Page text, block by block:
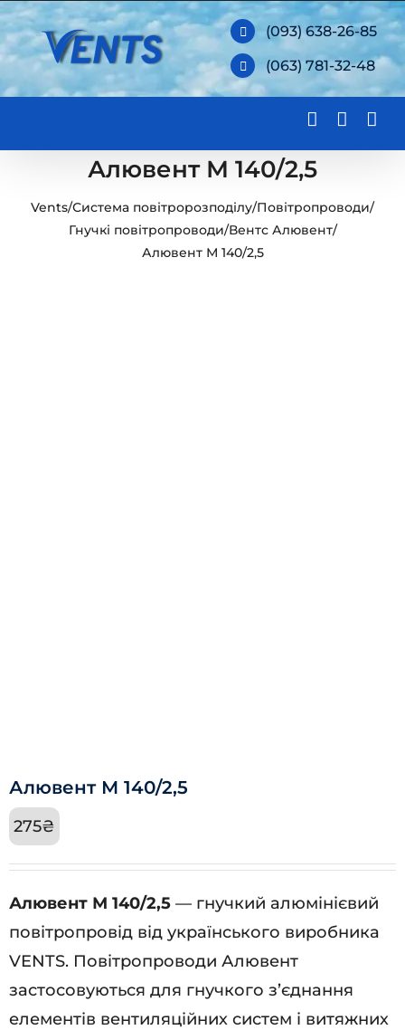
Skip
to
content
(093) 638-26-85
(063) 781-32-48
Алювент М 140/2,5
Vents/Система повітророзподілу/Повітропроводи/
Гнучкі повітропроводи/Вентс Алювент/
Алювент М 140/2,5
Алювент М 140/2,5
275₴
Алювент М 140/2,5 — гнучкий алюмінієвий
повітропровід від українського виробника
VENTS. Повітропроводи Алювент
застосовуються для гнучкого з’єднання
елементів вентиляційних систем і витяжних